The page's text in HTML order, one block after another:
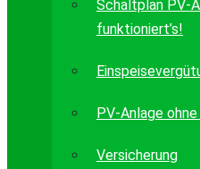
Schaltplan PV-
funktioniert’s!
PV-Anlage
Versicherung